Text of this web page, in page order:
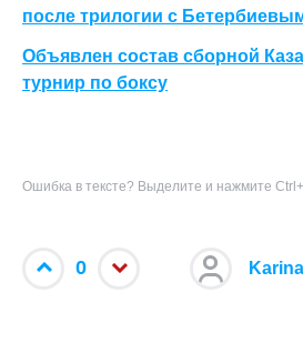
после трилогии с
Объявлен состав сборной
турнир по боксу
Ошибка в тексте? Выделите и нажмите
0 Karina